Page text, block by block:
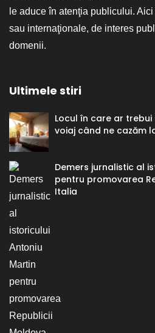
le aduce în atenţia publicului.
sau internaţionale, de interes
domenii.
Ultimele stiri
Locul în care ar
voiaj când ne cazăm
Demers jurnalistic al
pentru promovarea
Italia